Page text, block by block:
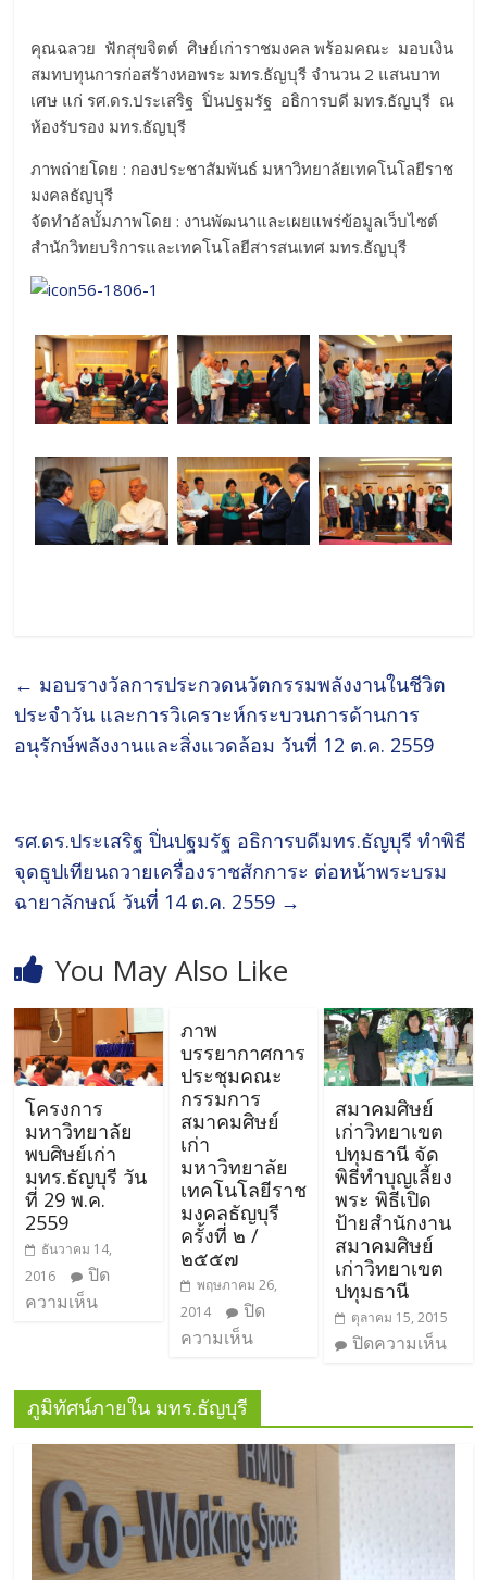
คุณฉลวย ฟักสุขจิตต์ ศิษย์เก่าราชมงคล พร้อมคณะ มอบเงิน
สมทบทุนการก่อสร้างหอพระ มทร.ธัญบุรี จำนวน 2 แสนบาท
เศษ แก่ รศ.ดร.ประเสริฐ ปิ่นปฐมรัฐ อธิการบดี มทร.ธัญบุรี ณ
ห้องรับรอง มทร.ธัญบุรี
ภาพถ่ายโดย : กองประชาสัมพันธ์ มหาวิทยาลัยเทคโนโลยีราช
มงคลธัญบุรี
จัดทำอัลบั้มภาพโดย : งานพัฒนาและเผยแพร่ข้อมูลเว็บไซต์
สำนักวิทยบริการและเทคโนโลยีสารสนเทศ มทร.ธัญบุรี
← มอบรางวัลการประกวดนวัตกรรมพลังงานในชีวิต
ประจำวัน และการวิเคราะห์กระบวนการด้านการ
อนุรักษ์พลังงานและสิ่งแวดล้อม วันที่ 12 ต.ค. 2559
รศ.ดร.ประเสริฐ ปิ่นปฐมรัฐ อธิการบดีมทร.ธัญบุรี ทำพิธี
จุดธูปเทียนถวายเครื่องราชสักการะ ต่อหน้าพระบรม
ฉายาลักษณ์ วันที่ 14 ต.ค. 2559 →
You May Also Like
โครงการ
มหาวิทยาลัย
พบศิษย์เก่า
มทร.ธัญบุรี วัน
ที่ 29 พ.ค.
2559
ธันวาคม 14,
2016
ปิด
ความเห็น
ภาพ
บรรยากาศการ
ประชุมคณะ
กรรมการ
สมาคมศิษย์
เก่า
มหาวิทยาลัย
เทคโนโลยีราช
มงคลธัญบุรี
ครั้งที่ ๒ /
๒๕๕๗
พฤษภาคม 26,
2014
ปิด
ความเห็น
สมาคมศิษย์
เก่าวิทยาเขต
ปทุมธานี จัด
พิธีทำบุญเลี้ยง
พระ พิธีเปิด
ป้ายสำนักงาน
สมาคมศิษย์
เก่าวิทยาเขต
ปทุมธานี
ตุลาคม 15, 2015
ปิดความเห็น
ภูมิทัศน์ภายใน มทร.ธัญบุรี